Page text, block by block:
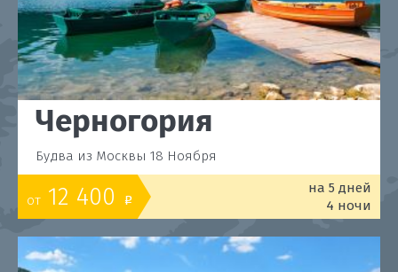
Черногория
Будва из Москвы 18 Ноября
от 12 400 o
на 5 дней
4 ночи